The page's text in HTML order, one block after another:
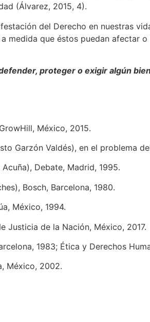
(Álvarez, 2015, 4).
del Derecho en nuestras
que éstos puedan afectar
proteger o exigir algún
México, 2015.
Garzón Valdés), en el problema
Debate, Madrid, 1995.
Bosch, Barcelona, 1980.
México, 1994.
Justicia de la Nación, México, 2017.
1983; Ética y Derechos
México, 2002.